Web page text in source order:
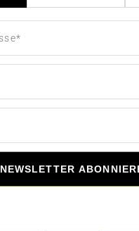
NEWSLETTER